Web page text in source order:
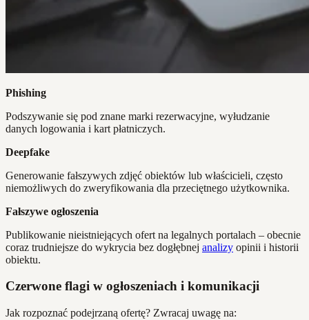
Phishing
Podszywanie się pod znane marki rezerwacyjne, wyłudzanie
danych logowania i kart płatniczych.
Deepfake
Generowanie fałszywych zdjęć obiektów lub właścicieli, często
niemożliwych do zweryfikowania dla przeciętnego użytkownika.
Fałszywe ogłoszenia
Publikowanie nieistniejących ofert na legalnych portalach – obecnie
coraz trudniejsze do wykrycia bez dogłębnej analizy opinii i historii
obiektu.
Czerwone flagi w ogłoszeniach i komunikacji
Jak rozpoznać podejrzaną ofertę? Zwracaj uwagę na: